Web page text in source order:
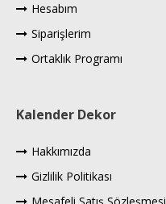
Hesabım
Siparişlerim
Ortaklık Programı
Kalender Dekor
Hakkımızda
Gizlilik Politikası